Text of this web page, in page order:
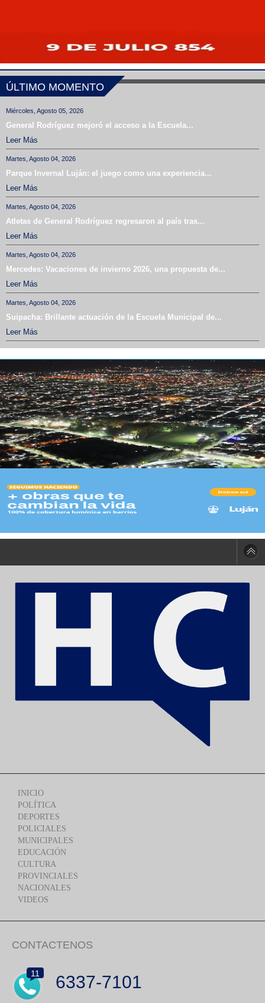
ÚLTIMO MOMENTO
Miércoles, Agosto 05, 2026
General Rodríguez mejoró el acceso a la Escuela...
Leer Más
Martes, Agosto 04, 2026
Parque Invernal Luján: el juego como una experiencia...
Leer Más
Martes, Agosto 04, 2026
Atletas de General Rodríguez regresaron al país tras...
Leer Más
Martes, Agosto 04, 2026
Mercedes: Vacaciones de invierno 2026, una propuesta de...
Leer Más
Martes, Agosto 04, 2026
Suipacha: Brillante actuación de la Escuela Municipal de...
Leer Más
INICIO
POLÍTICA
DEPORTES
POLICIALES
MUNICIPALES
EDUCACIÓN
CULTURA
PROVINCIALES
NACIONALES
VIDEOS
CONTACTENOS
11 6337-7101